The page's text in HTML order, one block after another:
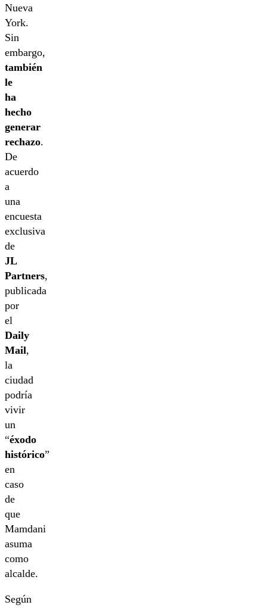
Nueva
York.
Sin
embargo,
también
le
ha
hecho
generar
rechazo.
De
acuerdo
a
una
encuesta
exclusiva
de
JL
Partners,
publicada
por
el
Daily
Mail,
la
ciudad
podría
vivir
un
“éxodo
histórico”
en
caso
de
que
Mamdani
asuma
como
alcalde.
Según